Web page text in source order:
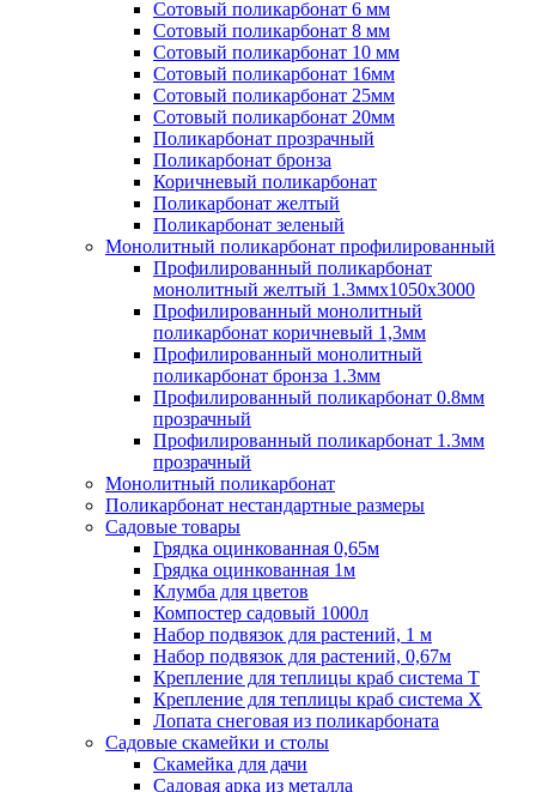
Сотовый поликарбонат 6 мм
Сотовый поликарбонат 8 мм
Сотовый поликарбонат 10 мм
Сотовый поликарбонат 16мм
Сотовый поликарбонат 25мм
Сотовый поликарбонат 20мм
Поликарбонат прозрачный
Поликарбонат бронза
Коричневый поликарбонат
Поликарбонат желтый
Поликарбонат зеленый
Монолитный поликарбонат профилированный
Профилированный поликарбонат
монолитный желтый 1.3ммх1050х3000
Профилированный монолитный
поликарбонат коричневый 1,3мм
Профилированный монолитный
поликарбонат бронза 1.3мм
Профилированный поликарбонат 0.8мм
прозрачный
Профилированный поликарбонат 1.3мм
прозрачный
Монолитный поликарбонат
Поликарбонат нестандартные размеры
Садовые товары
Грядка оцинкованная 0,65м
Грядка оцинкованная 1м
Клумба для цветов
Компостер садовый 1000л
Набор подвязок для растений, 1 м
Набор подвязок для растений, 0,67м
Крепление для теплицы краб система Т
Крепление для теплицы краб система Х
Лопата снеговая из поликарбоната
Садовые скамейки и столы
Скамейка для дачи
Садовая арка из металла